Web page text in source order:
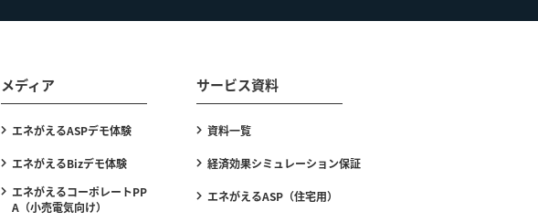
メディア
エネがえるASPデモ体験
エネがえるBizデモ体験
エネがえるコーポレートPP
A（小売電気向け）
サービス資料
資料一覧
経済効果シミュレーション保証
エネがえるASP（住宅用）